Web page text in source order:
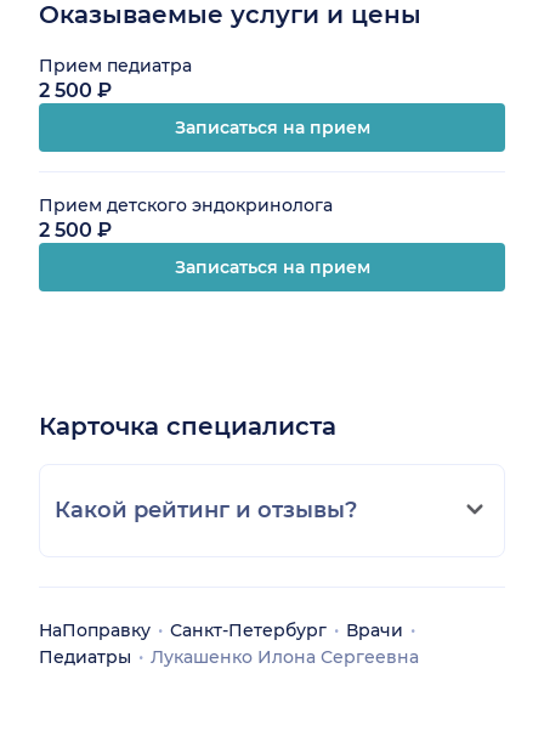
Оказываемые услуги и цены
Прием педиатра
2 500 ₽
Записаться на прием
Прием детского эндокринолога
2 500 ₽
Записаться на прием
Карточка специалиста
Какой рейтинг и отзывы?
НаПоправку Санкт-Петербург
Врачи
Педиатры
Лукашенко Илона Сергеевна